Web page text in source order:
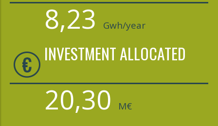
8,23 Gwh/year
INVESTMENT ALLOCATED
20,30 M€